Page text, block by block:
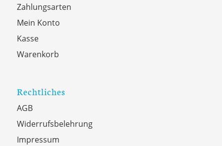
Zahlungsarten
Mein Konto
Kasse
Warenkorb
Rechtliches
AGB
Widerrufsbelehrung
Impressum